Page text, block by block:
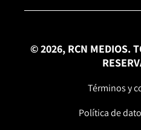
© 2026, RCN MEDIOS.
Términos y
Política de